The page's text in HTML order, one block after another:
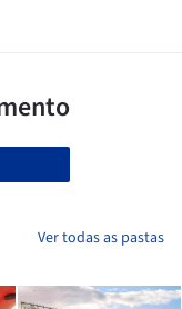
Ver todas as pastas